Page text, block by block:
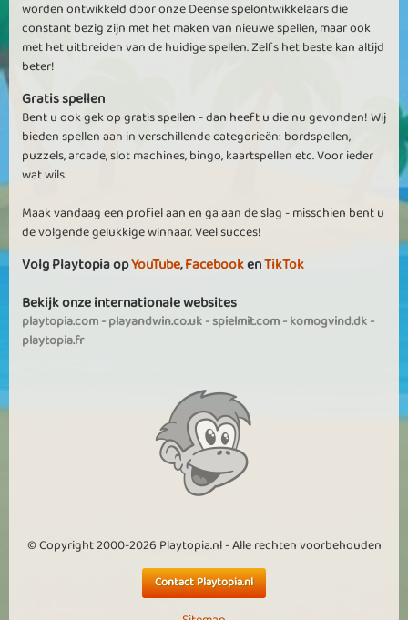
worden ontwikkeld door onze Deense spelontwikkelaars die
constant bezig zijn met het maken van nieuwe spellen, maar ook
met het uitbreiden van de huidige spellen. Zelfs het beste kan altijd
beter!
Gratis spellen
Bent u ook gek op gratis spellen - dan heeft u die nu gevonden! Wij
bieden spellen aan in verschillende categorieën: bordspellen,
puzzels, arcade, slot machines, bingo, kaartspellen etc. Voor ieder
wat wils.
Maak vandaag een profiel aan en ga aan de slag - misschien bent u
de volgende gelukkige winnaar. Veel succes!
Volg Playtopia opYouTube,FacebookenTikTok
Bekijk onze internationale websites
playtopia.com-playandwin.co.uk-spielmit.com-komogvind.dk-
playtopia.fr
© Copyright 2000-2026 Playtopia.nl - Alle rechten voorbehouden
Contact Playtopia.nl